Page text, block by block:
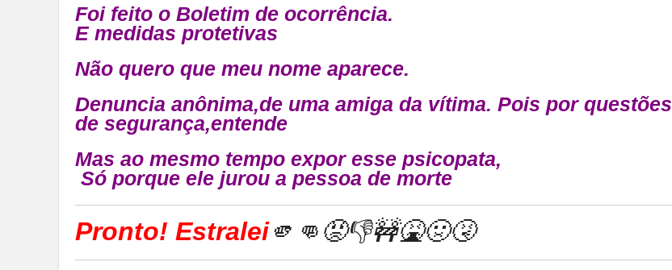
Foi feito o Boletim de ocorrência.
E medidas protetivas
Não quero que meu nome aparece.
Denuncia anônima,de uma amiga da vítima. Pois por questões
de segurança,entende
Mas ao mesmo tempo expor esse psicopata,
Só porque ele jurou a pessoa de morte
Pronto! Estralei🫵👊😡👎🚧🤮🤢🤧